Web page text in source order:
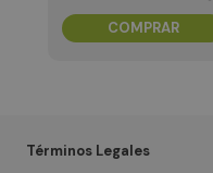
COMPRAR
Términos Legales